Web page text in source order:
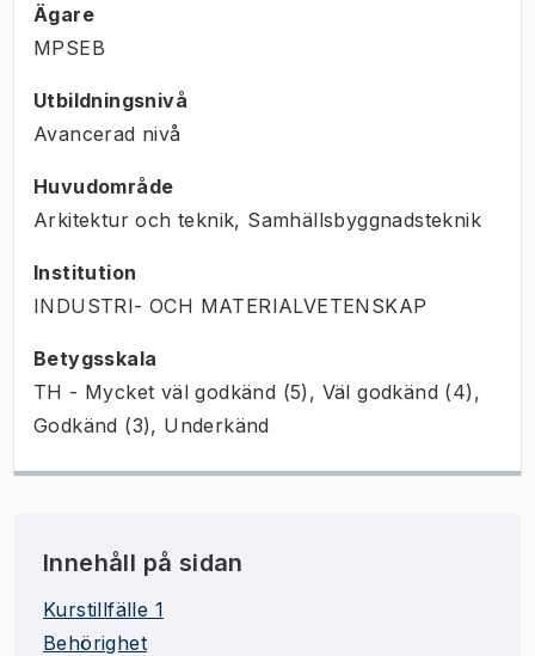
Ägare
MPSEB
Utbildningsnivå
Avancerad nivå
Huvudområde
Arkitektur och teknik, Samhällsbyggnadsteknik
Institution
INDUSTRI- OCH MATERIALVETENSKAP
Betygsskala
TH - Mycket väl godkänd (5), Väl godkänd (4),
Godkänd (3), Underkänd
Innehåll på sidan
Kurstillfälle 1
Behörighet